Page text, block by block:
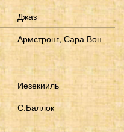
Джаз
Армстронг, Сара Вон
Иезекииль
С.Баллок